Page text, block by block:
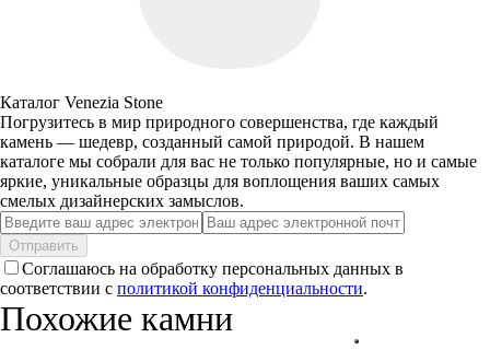
Каталог Venezia Stone
Погрузитесь в мир природного совершенства, где каждый
камень — шедевр, созданный самой природой. В нашем
каталоге мы собрали для вас не только популярные, но и самые
яркие, уникальные образцы для воплощения ваших самых
смелых дизайнерских замыслов.
Отправить
Соглашаюсь на обработку персональных данных в
соответствии с политикой конфиденциальности.
Похожие камни